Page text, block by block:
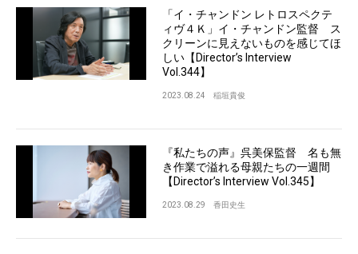
「イ・チャンドン レトロスペクテ
ィヴ４Ｋ」イ・チャンドン監督 ス
クリーンに見えないものを感じてほ
しい【Director’s Interview
Vol.344】
2023.08.24 稲垣貴俊
『私たちの声』呉美保監督 名も無
き作業で溢れる母親たちの一週間
【Director’s Interview Vol.345】
2023.08.29 香田史生